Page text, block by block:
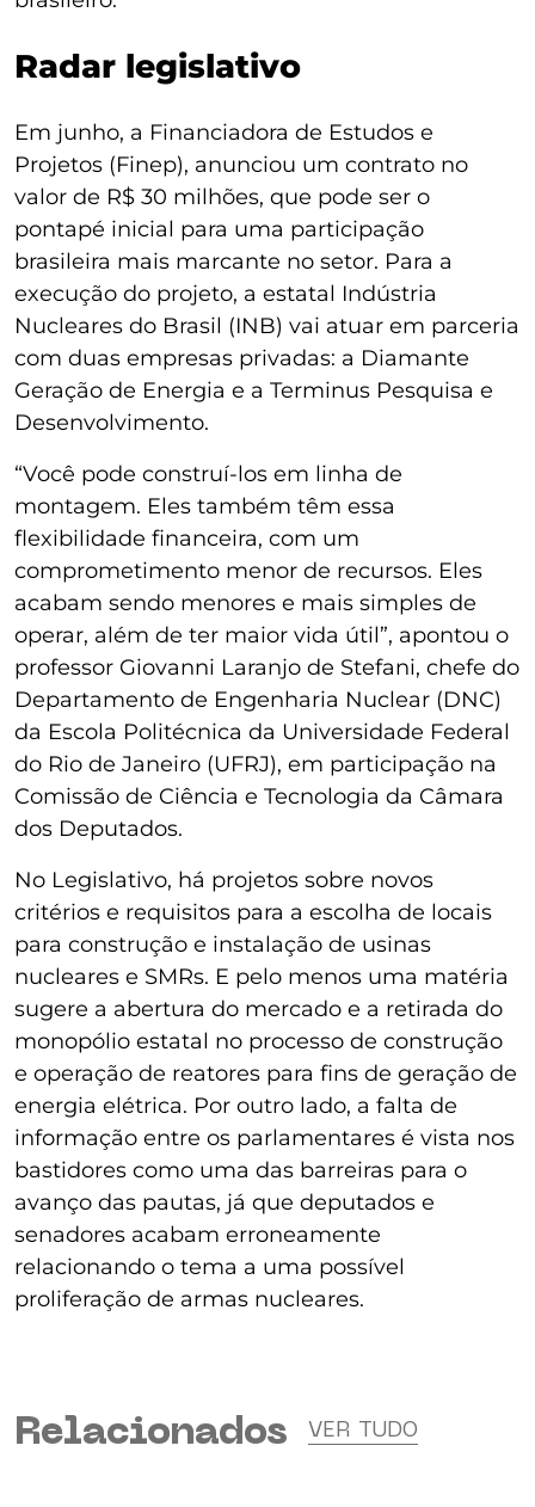
Radar legislativo
Em junho, a Financiadora de Estudos e
Projetos (Finep), anunciou um contrato no
valor de R$ 30 milhões, que pode ser o
pontapé inicial para uma participação
brasileira mais marcante no setor. Para a
execução do projeto, a estatal Indústria
Nucleares do Brasil (INB) vai atuar em parceria
com duas empresas privadas: a Diamante
Geração de Energia e a Terminus Pesquisa e
Desenvolvimento.
“Você pode construí-los em linha de
montagem. Eles também têm essa
flexibilidade financeira, com um
comprometimento menor de recursos. Eles
acabam sendo menores e mais simples de
operar, além de ter maior vida útil”, apontou o
professor Giovanni Laranjo de Stefani, chefe do
Departamento de Engenharia Nuclear (DNC)
da Escola Politécnica da Universidade Federal
do Rio de Janeiro (UFRJ), em participação na
Comissão de Ciência e Tecnologia da Câmara
dos Deputados.
No Legislativo, há projetos sobre novos
critérios e requisitos para a escolha de locais
para construção e instalação de usinas
nucleares e SMRs. E pelo menos uma matéria
sugere a abertura do mercado e a retirada do
monopólio estatal no processo de construção
e operação de reatores para fins de geração de
energia elétrica. Por outro lado, a falta de
informação entre os parlamentares é vista nos
bastidores como uma das barreiras para o
avanço das pautas, já que deputados e
senadores acabam erroneamente
relacionando o tema a uma possível
proliferação de armas nucleares.
Relacionados VER TUDO